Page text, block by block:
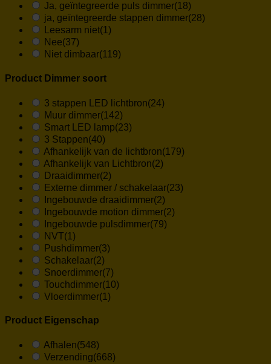
Ja, geïntegreerde puls dimmer(18)
ja, geïntegreerde stappen dimmer(28)
Leesarm niet(1)
Nee(37)
Niet dimbaar(119)
Product Dimmer soort
3 stappen LED lichtbron(24)
Muur dimmer(142)
Smart LED lamp(23)
3 Stappen(40)
Afhankelijk van de lichtbron(179)
Afhankelijk van Lichtbron(2)
Draaidimmer(2)
Externe dimmer / schakelaar(23)
Ingebouwde draaidimmer(2)
Ingebouwde motion dimmer(2)
Ingebouwde pulsdimmer(79)
NVT(1)
Pushdimmer(3)
Schakelaar(2)
Snoerdimmer(7)
Touchdimmer(10)
Vloerdimmer(1)
Product Eigenschap
Afhalen(548)
Verzending(668)